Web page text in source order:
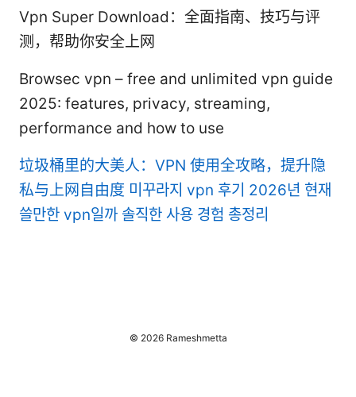
Vpn Super Download：全面指南、技巧与评
测，帮助你安全上网
Browsec vpn – free and unlimited vpn guide
2025: features, privacy, streaming,
performance and how to use
垃圾桶里的大美人：VPN 使用全攻略，提升隐
私与上网自由度 미꾸라지 vpn 후기 2026년 현재
쓸만한 vpn일까 솔직한 사용 경험 총정리
© 2026 Rameshmetta